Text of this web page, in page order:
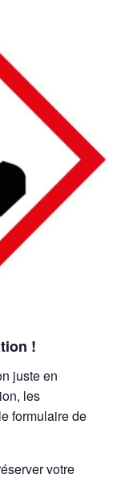
!
juste en
les
formulaire de
votre